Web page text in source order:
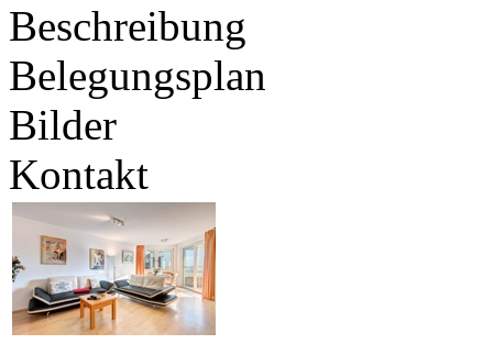
Beschreibung
Belegungsplan
Bilder
Kontakt